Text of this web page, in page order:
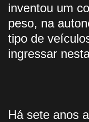
inventou um
peso, na
tipo de
ingressar
Há sete anos